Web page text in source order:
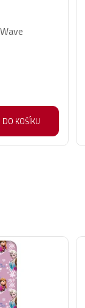
DO KOŠÍKU